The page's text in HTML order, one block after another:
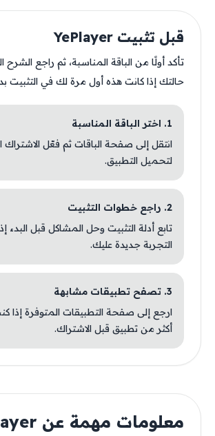
قبل تثبيت YePlayer
تأكد أولًا من الباقة المناسبة، ثم راجع
حالتك إذا كانت هذه أول مرة لك في التثبيت
1. اختر الباقة المناسبة
انتقل إلى صفحة الباقات ثم فعّل
لتحميل التطبيق.
2. راجع خطوات التثبيت
تابع أدلة التثبيت وحل المشاكل قبل البدء
التجربة جديدة عليك.
3. تصفح تطبيقات مشابهة
ارجع إلى صفحة التطبيقات المتوفرة إذا
أكثر من تطبيق قبل الاشتراك.
معلومات مهمة عن YePlayer